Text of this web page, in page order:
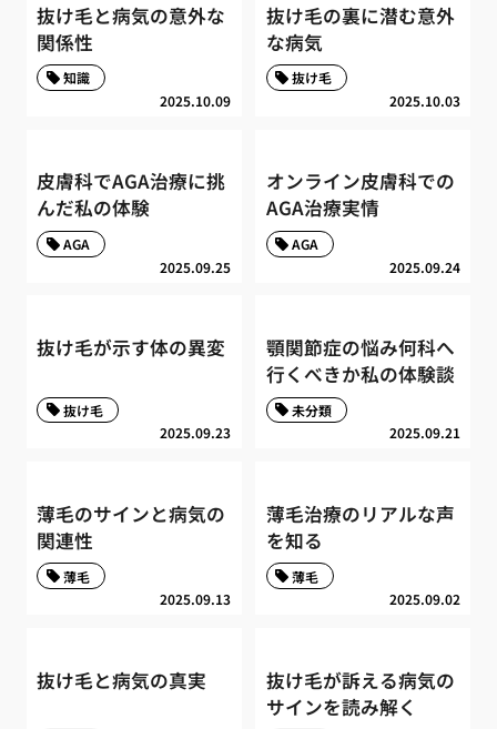
抜け毛と病気の意外な
関係性
2025.10.09
知識
抜け毛の裏に潜む意外
な病気
2025.10.03
抜け毛
皮膚科でAGA治療に挑
んだ私の体験
2025.09.25
AGA
オンライン皮膚科での
AGA治療実情
2025.09.24
AGA
抜け毛が示す体の異変
2025.09.23
抜け毛
顎関節症の悩み何科へ
行くべきか私の体験談
2025.09.21
未分類
薄毛のサインと病気の
関連性
2025.09.13
薄毛
薄毛治療のリアルな声
を知る
2025.09.02
薄毛
抜け毛と病気の真実
抜け毛が訴える病気の
サインを読み解く